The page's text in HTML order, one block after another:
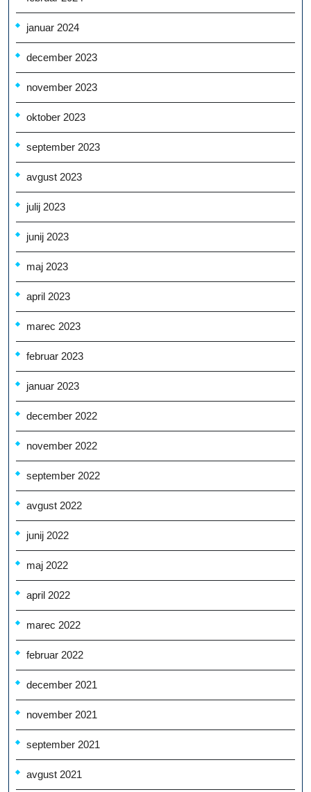
januar 2024
december 2023
november 2023
oktober 2023
september 2023
avgust 2023
julij 2023
junij 2023
maj 2023
april 2023
marec 2023
februar 2023
januar 2023
december 2022
november 2022
september 2022
avgust 2022
junij 2022
maj 2022
april 2022
marec 2022
februar 2022
december 2021
november 2021
september 2021
avgust 2021